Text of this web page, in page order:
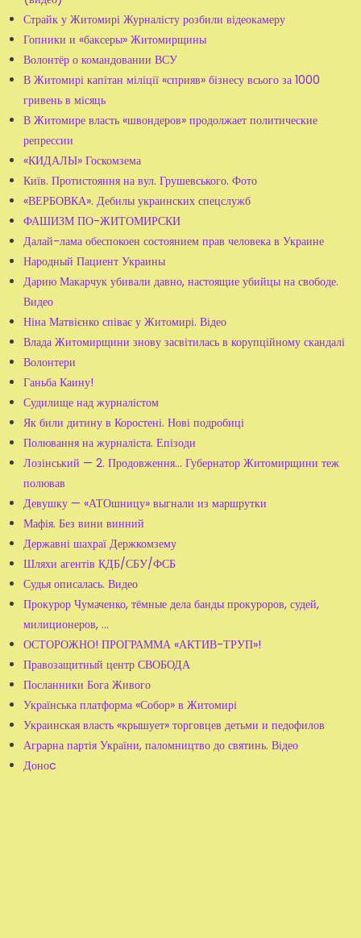
Страйк у Житомирі Журналісту розбили відеокамеру
Гопники и «баксеры» Житомирщины
Волонтёр о командовании ВСУ
В Житомирі капітан міліції «сприяв» бізнесу всього за 1000
гривень в місяць
В Житомире власть «швондеров» продолжает политические
репрессии
«КИДАЛЫ» Госкомзема
Київ. Протистояння на вул. Грушевського. Фото
«ВЕРБОВКА». Дебилы украинских спецслужб
ФАШИЗМ ПО-ЖИТОМИРСКИ
Далай-лама обеспокоен состоянием прав человека в Украине
Народный Пациент Украины
Дарию Макарчук убивали давно, настоящие убийцы на свободе.
Видео
Ніна Матвієнко співає у Житомирі. Відео
Влада Житомирщини знову засвітилась в корупційному скандалі
Волонтери
Ганьба Каину!
Судилище над журналістом
Як били дитину в Коростені. Нові подробиці
Полювання на журналіста. Епізоди
Лозінський — 2. Продовження... Губернатор Житомирщини теж
полював
Девушку — «АТОшницу» выгнали из маршрутки
Мафія. Без вини винний
Державні шахраї Держкомзему
Шляхи агентів КДБ/СБУ/ФСБ
Судья описалась. Видео
Прокурор Чумаченко, тёмные дела банды прокуроров, судей,
милиционеров, ...
ОСТОРОЖНО! ПРОГРАММА «АКТИВ-ТРУП»!
Правозащитный центр СВОБОДА
Посланники Бога Живого
Українська платформа «Собор» в Житомирі
Украинская власть «крышует» торговцев детьми и педофилов
Аграрна партія України, паломництво до святинь. Відео
Доноc